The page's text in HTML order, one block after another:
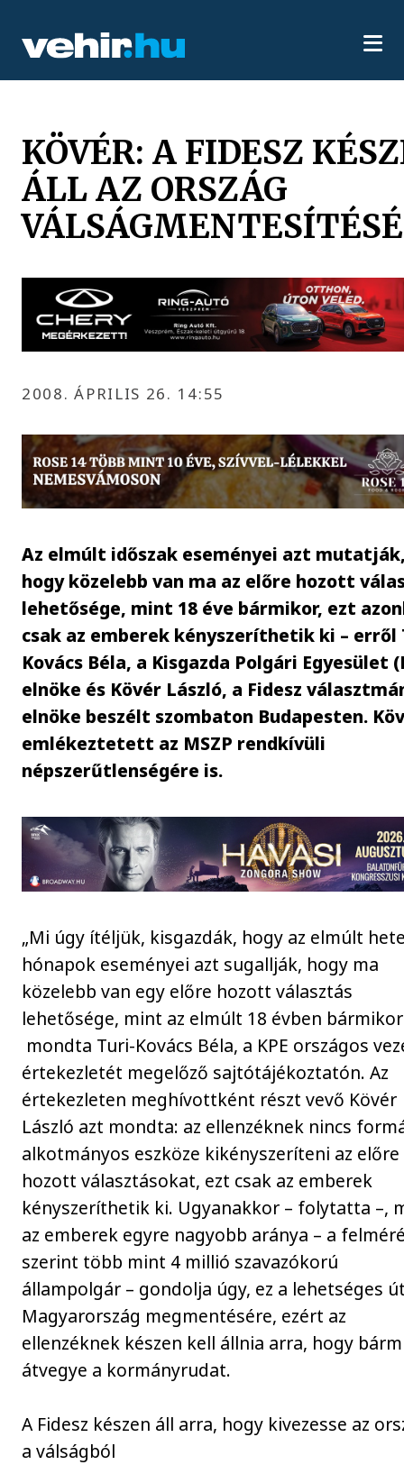
KÖVÉR: A FIDESZ
ÁLL AZ ORSZÁG
2008. ÁPRILIS 26. 14:55
Az elmúlt időszak eseményei azt
hogy közelebb van ma az előre hozott
lehetősége, mint 18 éve bármikor, ezt
csak az emberek kényszeríthetik ki – erről
Kovács Béla, a Kisgazda Polgári Egyesület
elnöke és Kövér László, a Fidesz
elnöke beszélt szombaton Budapesten.
emlékeztetett az MSZP rendkívüli
népszerűtlenségére is.
„Mi úgy ítéljük, kisgazdák, hogy az elmúlt
hónapok eseményei azt sugallják, hogy ma
közelebb van egy előre hozott választás
lehetősége, mint az elmúlt 18 évben
mondta Turi-Kovács Béla, a KPE országos
értekezletét megelőző sajtótájékoztatón. Az
értekezleten meghívottként részt vevő Kövér
László azt mondta: az ellenzéknek nincs
alkotmányos eszköze kikényszeríteni az előre
hozott választásokat, ezt csak az emberek
kényszeríthetik ki. Ugyanakkor – folytatta –,
az emberek egyre nagyobb aránya – a
szerint több mint 4 millió szavazókorú
állampolgár – gondolja úgy, ez a lehetséges
Magyarország megmentésére, ezért az
ellenzéknek készen kell állnia arra, hogy
átvegye a kormányrudat.
A Fidesz készen áll arra, hogy kivezesse az
a válságból